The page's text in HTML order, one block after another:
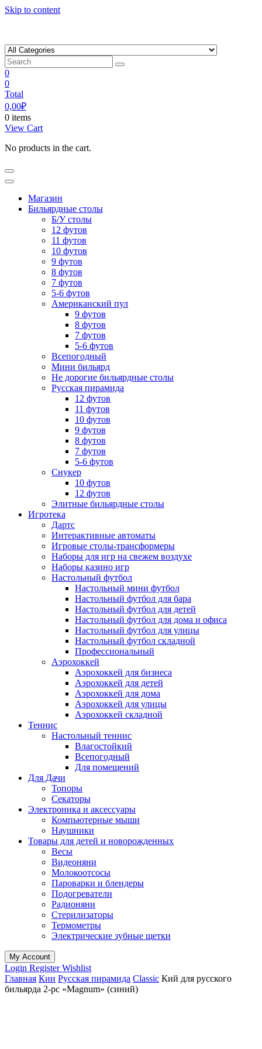
Skip to content
0
0
Total
0,00₽
0 items
View Cart
No products in the cart.
Магазин
Бильярдные столы
Б/У столы
12 футов
11 футов
10 футов
9 футов
8 футов
7 футов
5-6 футов
Американский пул
9 футов
8 футов
7 футов
5-6 футов
Всепогодный
Мини бильярд
Не дорогие бильярдные столы
Русская пирамида
12 футов
11 футов
10 футов
9 футов
8 футов
7 футов
5-6 футов
Снукер
10 футов
12 футов
Элитные бильярдные столы
Игротека
Дартс
Интерактивные автоматы
Игровые столы-трансформеры
Наборы для игр на свежем воздухе
Наборы казино игр
Настольный футбол
Настольный мини футбол
Настольный футбол для бара
Настольный футбол для детей
Настольный футбол для дома и офиса
Настольный футбол для улицы
Настольный футбол складной
Профессиональный
Аэрохоккей
Аэрохоккей для бизнеса
Аэрохоккей для детей
Аэрохоккей для дома
Аэрохоккей для улицы
Аэрохоккей складной
Теннис
Настольный теннис
Влагостойкий
Всепогодный
Для помещений
Для Дачи
Топоры
Секаторы
Электроника и аксессуары
Компьютерные мыши
Наушники
Товары для детей и новорожденных
Весы
Видеоняни
Молокоотсосы
Пароварки и блендеры
Подогреватели
Радионяни
Стерилизаторы
Термометры
Электрические зубные щетки
My Account
Login RegisterWishlist
Главная Кии Русская пирамида Classic Кий для русского
бильярда 2-pc «Magnum» (синий)